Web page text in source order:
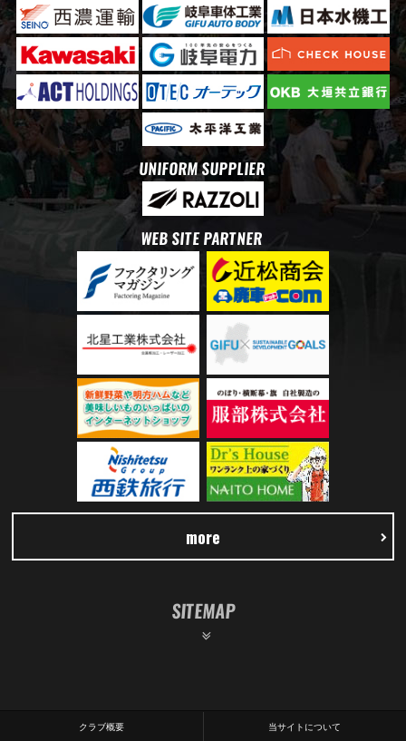
UNIFORM SUPPLIER
WEB SITE PARTNER
more
SITEMAP
クラブ概要 当サイトについて